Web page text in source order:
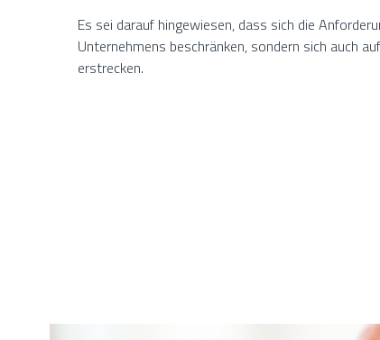
Es sei darauf hingewiesen, dass sich die
Unternehmens beschränken, sondern sich auch
erstrecken.